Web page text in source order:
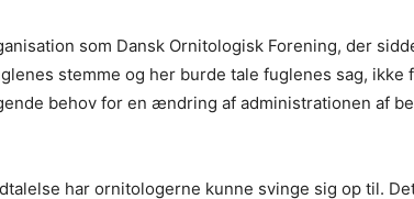
som Dansk Ornitologisk Forening, der
stemme og her burde tale fuglenes sag,
behov for en ændring af administrationen af
har ornitologerne kunne svinge sig op til.